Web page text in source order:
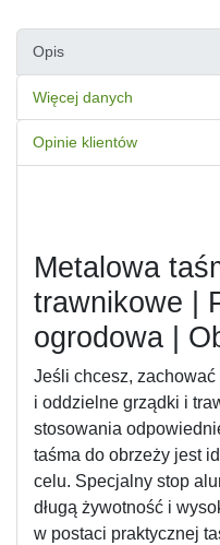
Opis
Więcej danych
Opinie klientów
Metalowa
trawnikowe |
ogrodowa |
Jeśli chcesz,
i oddzielne grządki i
stosowania
taśma do obrzeży jest
celu. Specjalny stop
długą żywotność i
w postaci praktycznej